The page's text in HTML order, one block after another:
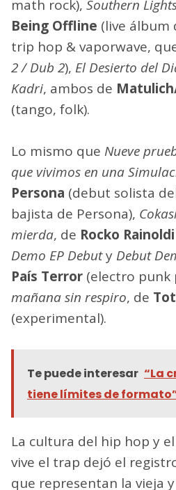
math rock), Southern
Being Offline (live álbum
trip hop & vaporwave,
2 / Dub 2), El Desierto del
Kadri, ambos de
(tango, folk).
Lo mismo que Nueve
que vivimos en una
Persona (debut solista
bajista de Persona),
mierda, de Rocko Rainoldi
Demo EP Debuty Debut
País Terror (electro punk
mañana sin respiro, de
(experimental).
Te puede interesar “La
tiene límites de
La cultura del hip hop y
vive el trap dejó el
que representan la vieja